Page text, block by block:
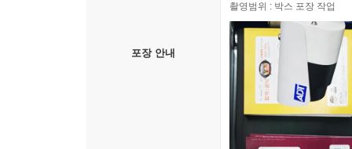
포장 안내
촬영범위 : 박스 포장 작업